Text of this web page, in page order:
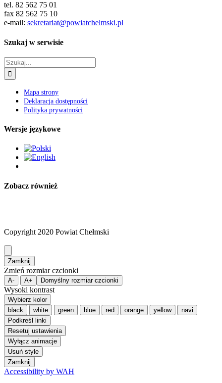
tel. 82 562 75 01
fax 82 562 75 10
e-mail: sekretariat@powiatchelmski.pl
Szukaj w serwisie
Szukaj
Mapa strony
Deklaracja dostępności
Polityka prywatności
Wersje językowe
Zobacz również
Copyright 2020 Powiat Chełmski
Zamknij
Zmień rozmiar czcionki
A- A+ Domyślny rozmiar czcionki
Wysoki kontrast
Wybierz kolor
black
white green blue red orange yellow
navi
Podkreśl linki
Resetuj ustawienia
Wyłącz animacje
Usuń style
Zamknij
Accessibility by WAH